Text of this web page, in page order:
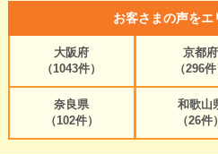
お客さまの声をエ
大阪府
（1043件）
京都府
（296件
奈良県
（102件）
和歌山
（26件）